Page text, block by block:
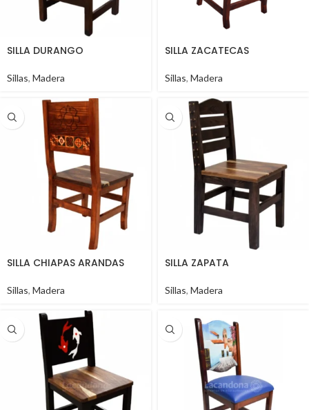
SILLA DURANGO
Sillas, Madera
SILLA ZACATECAS
Sillas, Madera
SILLA CHIAPAS ARANDAS
Sillas, Madera
SILLA ZAPATA
Sillas, Madera